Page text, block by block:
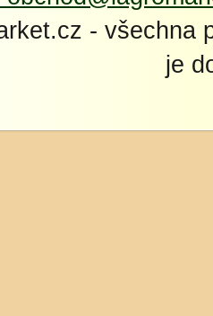
- všechna
je